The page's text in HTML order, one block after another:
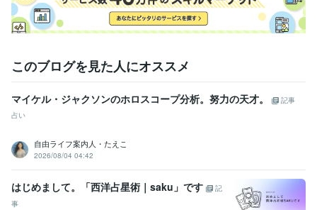
資格・検定
看護師 取得年 : 2005年
ビジネス・クリエイティブツール
Google ドキュメント:4年Canva:4年BASE:0年
得意分野
イラスト作成・漫画制作
占い 占星術 Kindle出版
kindle出版
このブログを見た人にオススメ
マイケル・ジャクソンのホロスコープ分析。努力の天才。
記事
占い
自由ライフ案内人・たえこ
2026/08/04 04:42
はじめまして。「西洋占星術｜saku」です
記
事